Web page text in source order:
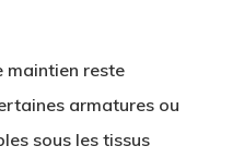
maintien reste
armatures ou
sous les tissus